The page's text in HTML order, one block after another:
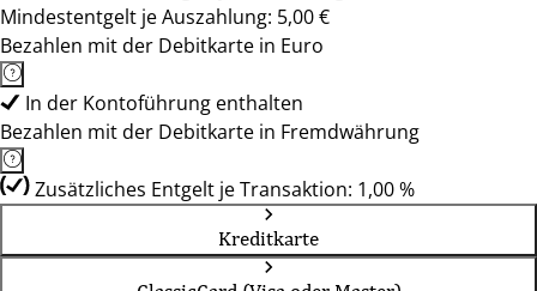
Mindestentgelt je Auszahlung: 5,00 €
Bezahlen mit der Debitkarte in Euro
In der Kontoführung enthalten
Bezahlen mit der Debitkarte in Fremdwährung
Zusätzliches Entgelt je Transaktion: 1,00 %
Kreditkarte